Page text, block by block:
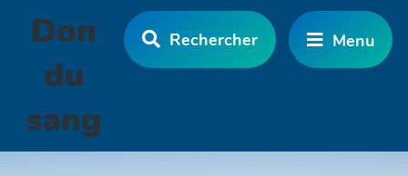
Aller au menu
Aller au contenu
Aller à la recherche
Don
du
sang
Menu
Rechercher